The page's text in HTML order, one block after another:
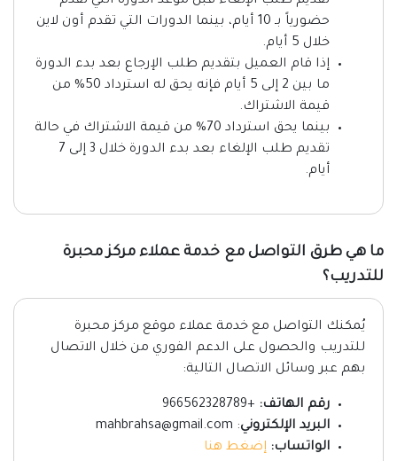
حضورياً بـ 10 أيام، بينما الدورات التي تقدم أون لاين
خلال 5 أيام.
إذا قام العميل بتقديم طلب الإرجاع بعد بدء الدورة
ما بين 2 إلى 5 أيام فإنه يحق له استرداد 50% من
قيمة الاشتراك.
بينما يحق استرداد 70% من قيمة الاشتراك في حالة
تقديم طلب الإلغاء بعد بدء الدورة خلال 3 إلى 7
أيام.
ما هي طرق التواصل مع خدمة عملاء مركز محبرة
للتدريب؟
يُمكنك التواصل مع خدمة عملاء موقع مركز محبرة
للتدريب والحصول على الدعم الفوري من خلال الاتصال
بهم عبر وسائل الاتصال التالية:
رقم الهاتف: +966562328789
البريد الإلكتروني: mahbrahsa@gmail.com
الواتساب: إضغط هنا